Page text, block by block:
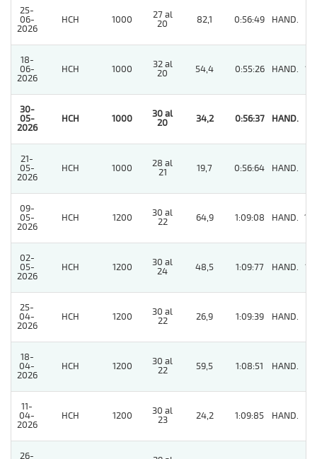
25-
06-
2026
HCH 1000
27 al
20
82,1 0:56:49 HAND.
18-
06-
2026
HCH 1000
32 al
20
54,4 0:55:26 HAND. 12
30-
05-
2026
HCH 1000
30 al
20
34,2 0:56:37 HAND.
21-
05-
2026
HCH 1000
28 al
21
19,7 0:56:64 HAND.
09-
05-
2026
HCH 1200
30 al
22
64,9 1:09:08 HAND. 10
02-
05-
2026
HCH 1200
30 al
24
48,5 1:09:77 HAND. 12
25-
04-
2026
HCH 1200
30 al
22
26,9 1:09:39 HAND.
18-
04-
2026
HCH 1200
30 al
22
59,5 1:08:51 HAND.
11-
04-
2026
HCH 1200
30 al
23
24,2 1:09:85 HAND.
26-